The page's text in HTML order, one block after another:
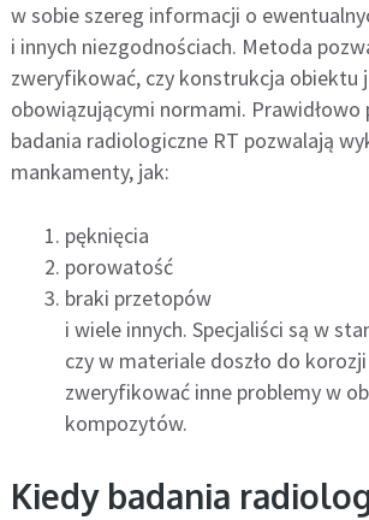
w sobie szereg informacji o
i innych niezgodnościach. Metoda
zweryfikować, czy konstrukcja obiektu
obowiązującymi normami. Prawidłowo
badania radiologiczne RT pozwalają
mankamenty, jak:
pęknięcia
porowatość
braki przetopów
i wiele innych. Specjaliści są w
czy w materiale doszło do
zweryfikować inne problemy w
kompozytów.
Kiedy badania